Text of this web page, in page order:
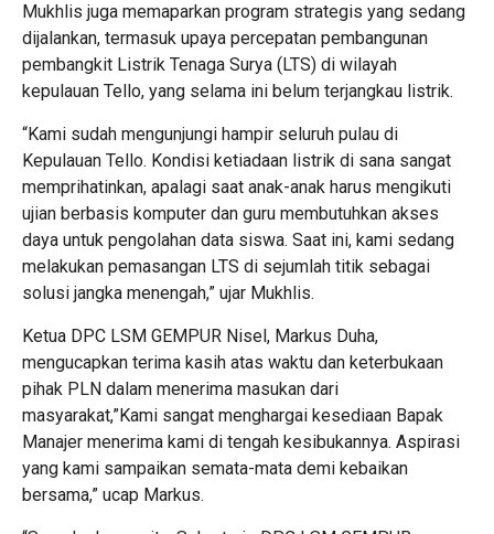
Mukhlis juga memaparkan program strategis yang sedang
dijalankan, termasuk upaya percepatan pembangunan
pembangkit Listrik Tenaga Surya (LTS) di wilayah
kepulauan Tello, yang selama ini belum terjangkau listrik.
“Kami sudah mengunjungi hampir seluruh pulau di
Kepulauan Tello. Kondisi ketiadaan listrik di sana sangat
memprihatinkan, apalagi saat anak-anak harus mengikuti
ujian berbasis komputer dan guru membutuhkan akses
daya untuk pengolahan data siswa. Saat ini, kami sedang
melakukan pemasangan LTS di sejumlah titik sebagai
solusi jangka menengah,” ujar Mukhlis.
Ketua DPC LSM GEMPUR Nisel, Markus Duha,
mengucapkan terima kasih atas waktu dan keterbukaan
pihak PLN dalam menerima masukan dari
masyarakat,”Kami sangat menghargai kesediaan Bapak
Manajer menerima kami di tengah kesibukannya. Aspirasi
yang kami sampaikan semata-mata demi kebaikan
bersama,” ucap Markus.